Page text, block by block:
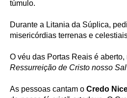
túmulo.
Durante a Litania da Súplica,
misericórdias terrenas e
O véu das Portas Reais é aberto,
Ressurreição de Cristo nosso
As pessoas cantam o Credo